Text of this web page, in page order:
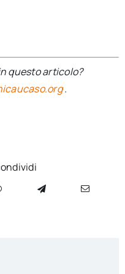
questo articolo?
.